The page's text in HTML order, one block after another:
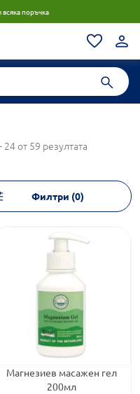
поръчка
24 от 59 резултата
Филтри (0)
Магнезиев масажен гел
200мл